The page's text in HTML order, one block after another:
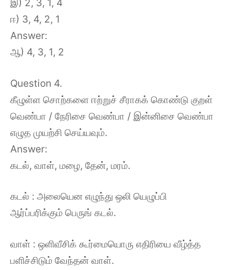
இ) 2, 3, 1, 4
ஈ) 3, 4, 2, 1
Answer:
ஆ) 4, 3, 1, 2
Question 4.
கீழுள்ள சொற்களை ஈற்றுச் சீராகக் கொண்டு குறள்
வெண்பா / நேரிசை வெண்பா / இன்னிசை வெண்பா
எழுத முயற்சி செய்யவும்.
Answer:
கடல், வாள், மழை, தேன், மரம்.
கடல் : அலையென எழுந்து ஒலி யெழுப்பி
ஆர்ப்பரிக்கும் பெருங் கடல்.
வாள் : ஒளிவீசிக் கூர்மையொரு எதிரியை வீழ்த்த
பளிச்சிடும் வேந்தன் வாள்.